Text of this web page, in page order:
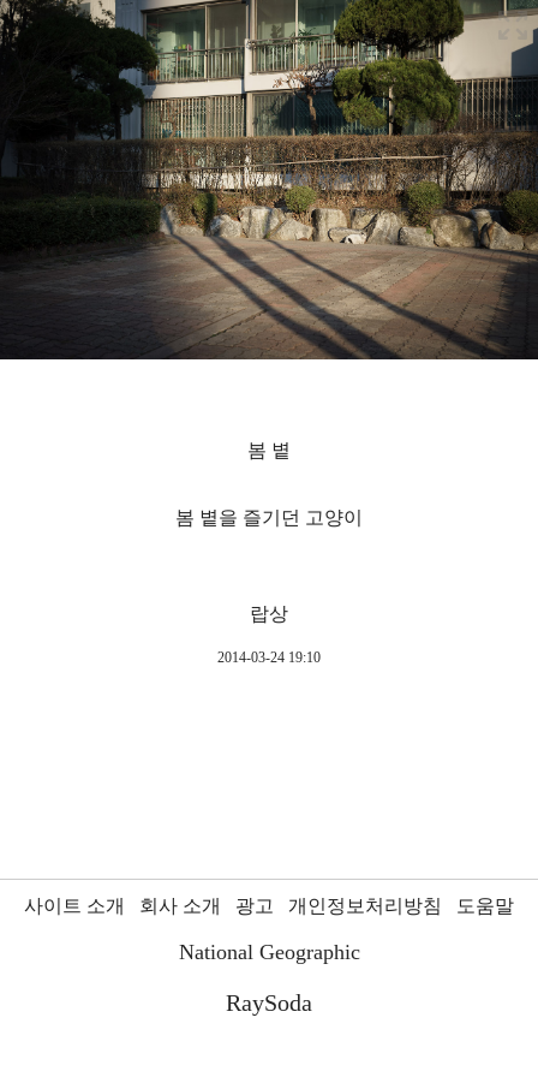
봄 볕
봄 볕을 즐기던 고양이
랍상
2014-03-24 19:10
사이트 소개 회사 소개 광고 개인정보처리방침 도움말
National Geographic
RaySoda